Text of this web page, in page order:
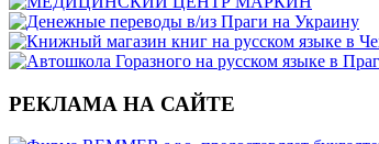
РЕКЛАМА НА САЙТЕ